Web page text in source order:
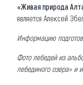
«Живая природа
является Алексей
Информацию
Фото лебедей из
лебединого озера» и